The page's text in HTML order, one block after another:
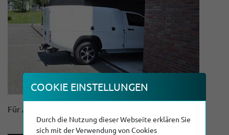
Für Arbeiten in jeder Tiefgarage
COOKIE EINSTEL­LUNGEN
Durch die Nutzung dieser Webseite erklären Sie
sich mit der Verwendung von Cookies